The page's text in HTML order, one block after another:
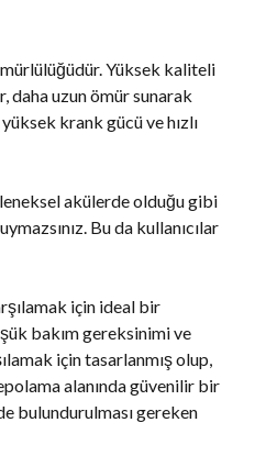
Yüksek kaliteli
daha uzun ömür sunarak
krank gücü ve hızlı
akülerde olduğu gibi
Bu da kullanıcılar
için ideal bir
bakım gereksinimi ve
için tasarlanmış olup,
alanında güvenilir bir
bulundurulması gereken